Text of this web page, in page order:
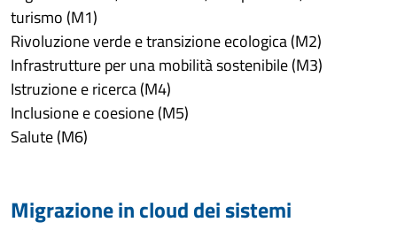
turismo (M1)
Rivoluzione verde e transizione ecologica (M2)
Infrastrutture per una mobilità sostenibile (M3)
Istruzione e ricerca (M4)
Inclusione e coesione (M5)
Salute (M6)
Migrazione in cloud dei sistemi